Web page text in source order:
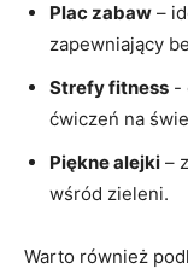
Plac zabaw –
‌zapewniający
Strefy fitness -‌
ćwiczeń na
Piękne ‌alejki –
wśród zieleni.
Warto również